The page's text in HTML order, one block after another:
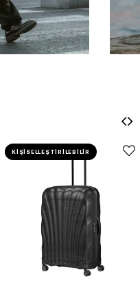
KİŞİSELLEŞTİRİLEBİLİR